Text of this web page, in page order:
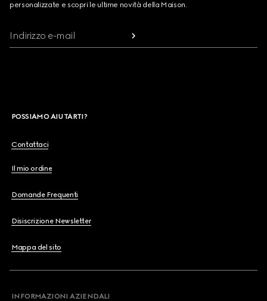
personalizzate e scopri le ultime novità della Maison.
Indirizzo e-mail
POSSIAMO AIUTARTI?
Contattaci
Il mio ordine
Domande Frequenti
Disiscrizione Newsletter
Mappa del sito
INFORMAZIONI AZIENDALI